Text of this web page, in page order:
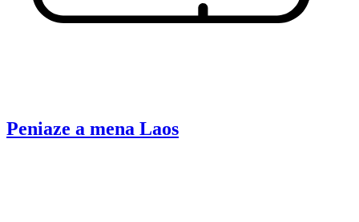
Peniaze a mena Laos